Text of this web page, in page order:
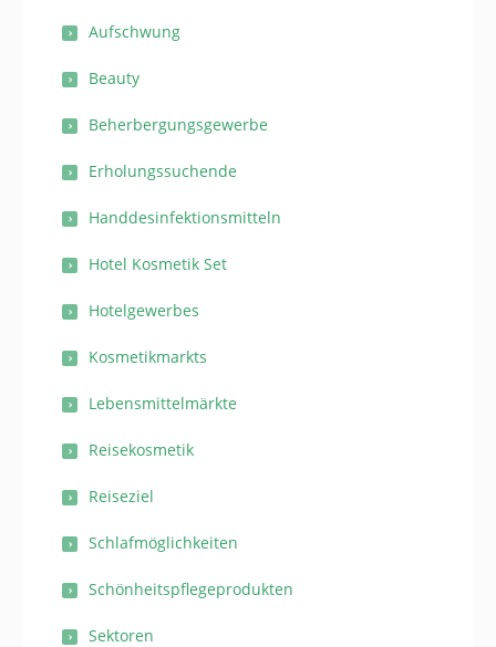
Aufschwung
Beauty
Beherbergungsgewerbe
Erholungssuchende
Handdesinfektionsmitteln
Hotel Kosmetik Set
Hotelgewerbes
Kosmetikmarkts
Lebensmittelmärkte
Reisekosmetik
Reiseziel
Schlafmöglichkeiten
Schönheitspflegeprodukten
Sektoren